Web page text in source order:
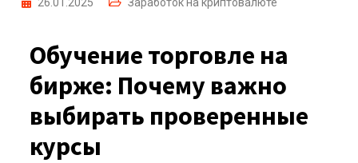
Обучение торговле на
бирже: Почему важно
выбирать проверенные
курсы